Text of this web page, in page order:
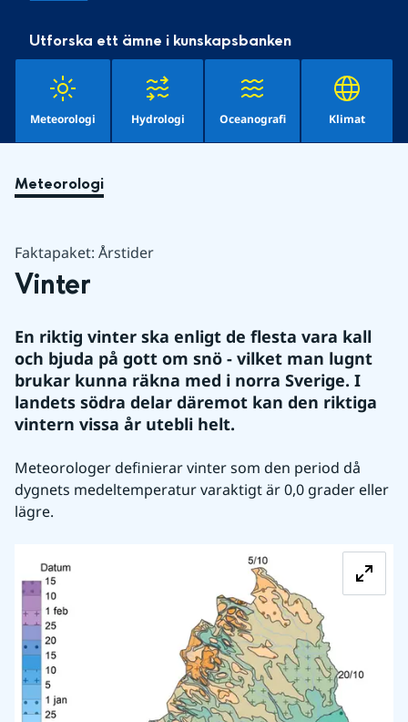
Utforska ett ämne i kunskapsbanken
Meteorologi Hydrologi Oceanografi Klimat
Meteorologi
Faktapaket: Årstider
Vinter
En riktig vinter ska enligt de flesta vara kall
och bjuda på gott om snö - vilket man lugnt
brukar kunna räkna med i norra Sverige. I
landets södra delar däremot kan den riktiga
vintern vissa år utebli helt.
Meteorologer definierar vinter som den period då
dygnets medeltemperatur varaktigt är 0,0 grader eller
lägre.